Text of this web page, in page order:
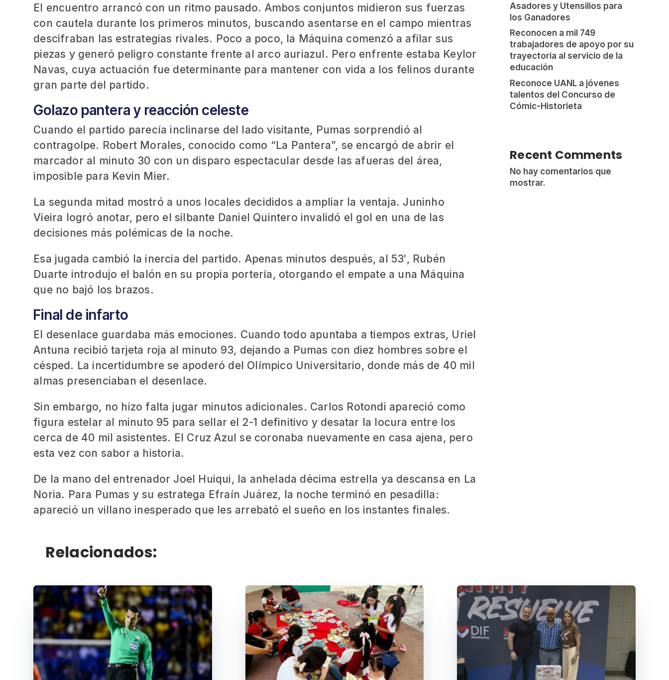
El encuentro arrancó con un ritmo pausado. Ambos conjuntos midieron sus fuerzas
con cautela durante los primeros minutos, buscando asentarse en el campo mientras
descifraban las estrategias rivales. Poco a poco, la Máquina comenzó a afilar sus
piezas y generó peligro constante frente al arco auriazul. Pero enfrente estaba Keylor
Navas, cuya actuación fue determinante para mantener con vida a los felinos durante
gran parte del partido.
Golazo pantera y reacción celeste
Cuando el partido parecía inclinarse del lado visitante, Pumas sorprendió al
contragolpe. Robert Morales, conocido como “La Pantera”, se encargó de abrir el
marcador al minuto 30 con un disparo espectacular desde las afueras del área,
imposible para Kevin Mier.
La segunda mitad mostró a unos locales decididos a ampliar la ventaja. Juninho
Vieira logró anotar, pero el silbante Daniel Quintero invalidó el gol en una de las
decisiones más polémicas de la noche.
Esa jugada cambió la inercia del partido. Apenas minutos después, al 53′, Rubén
Duarte introdujo el balón en su propia portería, otorgando el empate a una Máquina
que no bajó los brazos.
Final de infarto
El desenlace guardaba más emociones. Cuando todo apuntaba a tiempos extras, Uriel
Antuna recibió tarjeta roja al minuto 93, dejando a Pumas con diez hombres sobre el
césped. La incertidumbre se apoderó del Olímpico Universitario, donde más de 40 mil
almas presenciaban el desenlace.
Sin embargo, no hizo falta jugar minutos adicionales. Carlos Rotondi apareció como
figura estelar al minuto 95 para sellar el 2-1 definitivo y desatar la locura entre los
cerca de 40 mil asistentes. El Cruz Azul se coronaba nuevamente en casa ajena, pero
esta vez con sabor a historia.
De la mano del entrenador Joel Huiqui, la anhelada décima estrella ya descansa en La
Noria. Para Pumas y su estratega Efraín Juárez, la noche terminó en pesadilla:
apareció un villano inesperado que les arrebató el sueño en los instantes finales.
Asadores y Utensilios para
los Ganadores
Reconocen a mil 749
trabajadores de apoyo por su
trayectoria al servicio de la
educación
Reconoce UANL a jóvenes
talentos del Concurso de
Cómic-Historieta
Recent Comments
No hay comentarios que
mostrar.
Relacionados: